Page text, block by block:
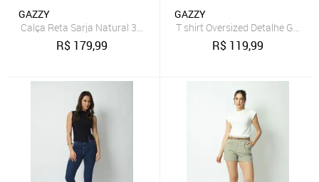
GAZZY
Calça Reta Sarja Natural 38 Gazzy
R$ 179,99
GAZZY
T shirt Oversized Detalhe Guipir
R$ 119,99